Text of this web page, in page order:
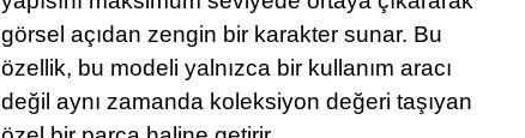
görsel açıdan zengin bir karakter sunar. Bu
özellik, bu modeli yalnızca bir kullanım aracı
değil aynı zamanda koleksiyon değeri taşıyan